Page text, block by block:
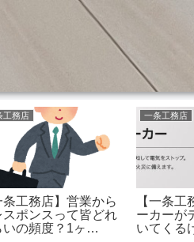
工務店
条工務店】営業から
スポンスって皆どれ
いの頻度？1ヶ
一条工務店
【一条工
ーカーが
いてくる